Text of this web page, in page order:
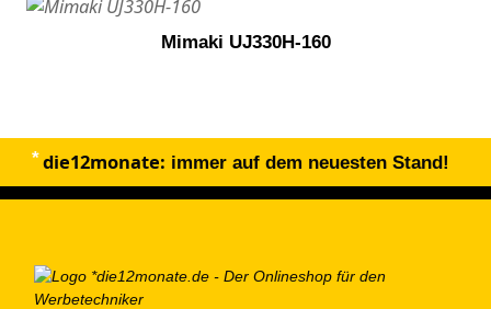
Mimaki UJ330H-160
die12monate: immer auf dem neuesten Stand!